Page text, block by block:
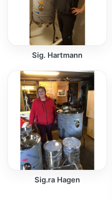
Sig. Hartmann
Sig.ra Hagen